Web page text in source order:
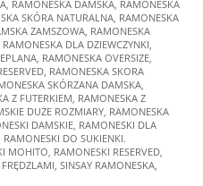
RAMONESKA DAMSKA RAMONESKA
SKÓRA NATURALNA RAMONESKA
ZAMSZOWA RAMONESKA
RAMONESKA DLA DZIEWCZYNKI
RAMONESKA OVERSIZE
RAMONESKA SKORA
SKÓRZANA DAMSKA
Z FUTERKIEM RAMONESKA Z
DUŻE ROZMIARY RAMONESKA
DAMSKIE RAMONESKI DLA
RAMONESKI DO SUKIENKI.
MOHITO RAMONESKI RESERVED
SINSAY RAMONESKA